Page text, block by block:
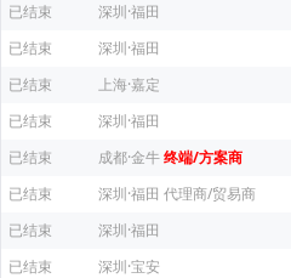
已结束
深圳·福田
已结束
深圳·福田
已结束
上海·嘉定
已结束
深圳·福田
已结束
成都·金牛终端/方案商
已结束
深圳·福田 代理商/贸易商
已结束
深圳·福田
已结束
深圳·宝安